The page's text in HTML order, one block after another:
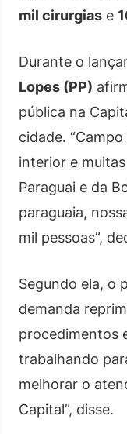
mil cirurgias e
Durante o
Lopes (PP)
pública na
cidade.
interior e
Paraguai e da
paraguaia,
mil pessoas”,
Segundo ela, o
demanda
procedimentos
trabalhando
melhorar o
Capital”, disse.